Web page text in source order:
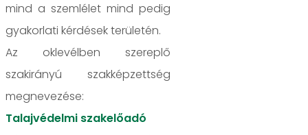
mind a szemlélet mind pedig
gyakorlati kérdések területén.
Az oklevélben szereplő
szakirányú szakképzettség
megnevezése:
Talajvédelmi szakelőadó